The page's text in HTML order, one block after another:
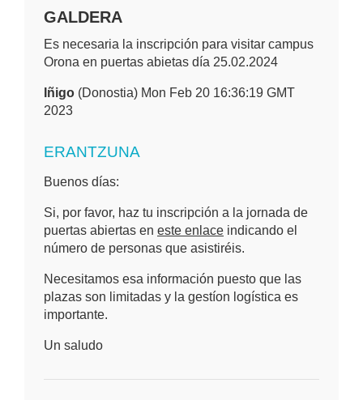
GALDERA
Es necesaria la inscripción para visitar campus
Orona en puertas abietas día 25.02.2024
Iñigo (Donostia) Mon Feb 20 16:36:19 GMT
2023
ERANTZUNA
Buenos días:
Si, por favor, haz tu inscripción a la jornada de
puertas abiertas en este enlace indicando el
número de personas que asistiréis.
Necesitamos esa información puesto que las
plazas son limitadas y la gestíon logística es
importante.
Un saludo